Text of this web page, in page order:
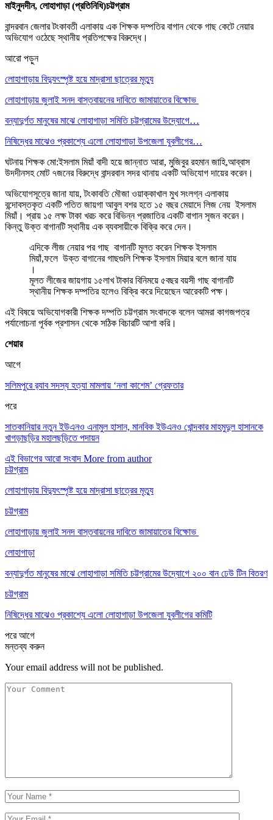
মাইনুদদীন, লোহাগাড়া(প্রতিনিধি)চট্টগ্রাম
বান্দরবান জেলার টংকাবতী এলাকায় এক শিক্ষক দম্পতির বাগান থেকে গাছ কেটে নেয়ার
অভিযোগ ওঠেছে স্থানীয় প্রতিপক্ষের বিরুদ্ধে।
আরো পড়ুন
লোহাগাড়ায় বিদ্যুৎস্পৃষ্ট হয়ে মাদ্রাসা ছাত্রের মৃত্যু
লোহাগাড়ায় জুলাই সনদ বাস্তবায়নের দাবিতে জামায়াতের বিক্ষোভ
বন্যাদুর্গত মানুষের মাঝে লোহাগাড়া সমিতি চট্টগ্রামের উদ্যোগে…
নিষিদ্ধের মাঝেও প্রকাশ্যে এলো লোহাগাড়া উপজেলা যুবলীগের…
ঘটনায় শিক্ষক মো:ইসলাম মিয়াঁ বাদী হয়ে জান্নাত আরা, মুজিবুর রহমান জাহি,আব্বাস
উদদীনসহ মোট ৭জনের বিরুদ্ধে বান্দরবান সদর থানায় একটি অভিযোগ দায়ের করেন।
অভিযোগসূত্রে জানা যায়, টংকাবতি মৌজা ওয়াক্কাখাল মুখ সংলগ্ন এলাকায়
বন্দোবস্তকৃত একটি পতিত জায়গা আবুল বশর হতে ১৫ বছর মেয়াদে লিজ নেয় ইসলাম
মিয়াঁ। প্রায় ১৫ লক্ষ টাকা খরচ করে বিভিন্ন প্রজাতির একটি বাগান সৃজন করেন।
কিন্তু উক্ত বাগানটি স্থানীয় এক ব্যবসায়ীকে বিক্রি করে দেন।
এদিকে লীজ নেয়ার পর গাছ বাগানটি মূলত করেন শিক্ষক ইসলাম
মিয়াঁ,ফলে উক্ত বাগানের গাছগুলি শিক্ষক ইসলাম মিয়ার বলে জানা যায়
।
মূলত লীজের জায়গায় ১৫লাখ টাকার বিনিময়ে ৫বছর বয়সী গাছ বাগানটি
স্থানীয় শিক্ষক দম্পতির হলেও বিক্রি করে দিয়েছেন আরেকটি পক্ষ।
এই বিষয়ে অভিযোগকারী শিক্ষক দম্পতি চট্টগ্রাম সংবাদকে বলেন আমরা কাগজপত্র
পর্যালোচনা পূর্বক প্রশাসন থেকে সঠিক বিচারটি আশা করি।
শেয়ার
আগে
সলিমপুরে র‍্যাব সদস্য হত্যা মামলায় ‘নলা কাশেম’ গ্রেফতার
পরে
সাতকানিয়ার নতুন ইউএনও এনামুল হাসান, মানবিক ইউএনও খোন্দকার মাহমুদুল হাসানকে
খাগড়াছড়ির মহালছড়িতে পদায়ন
এই বিভাগের আরো সংবাদ More from author
চট্টগ্রাম
লোহাগাড়ায় বিদ্যুৎস্পৃষ্ট হয়ে মাদ্রাসা ছাত্রের মৃত্যু
চট্টগ্রাম
লোহাগাড়ায় জুলাই সনদ বাস্তবায়নের দাবিতে জামায়াতের বিক্ষোভ
লোহাগাড়া
বন্যাদুর্গত মানুষের মাঝে লোহাগাড়া সমিতি চট্টগ্রামের উদ্যোগে ২০০ বান ঢেউ টিন বিতরণ
চট্টগ্রাম
নিষিদ্ধের মাঝেও প্রকাশ্যে এলো লোহাগাড়া উপজেলা যুবলীগের কমিটি
পরেআগে
মন্তব্য করুন
Your email address will not be published.